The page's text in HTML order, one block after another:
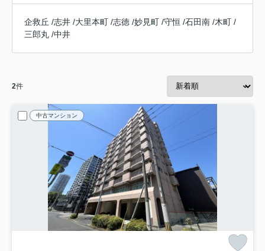
企救丘 /志井 /大里本町 /志徳 /妙見町 /守恒 /石田南 /木町 /
三郎丸 /中井
2件
中古マンション